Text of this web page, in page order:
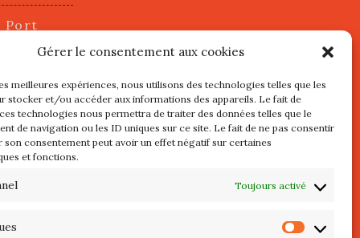
Gérer le consentement aux cookies
meilleures expériences, nous utilisons des technologies telles que les
stocker et/ou accéder aux informations des appareils. Le fait de
technologies nous permettra de traiter des données telles que le
de navigation ou les ID uniques sur ce site. Le fait de ne pas consentir
son consentement peut avoir un effet négatif sur certaines
et fonctions.
Toujours activé
Port
juillet
3 Mai
de